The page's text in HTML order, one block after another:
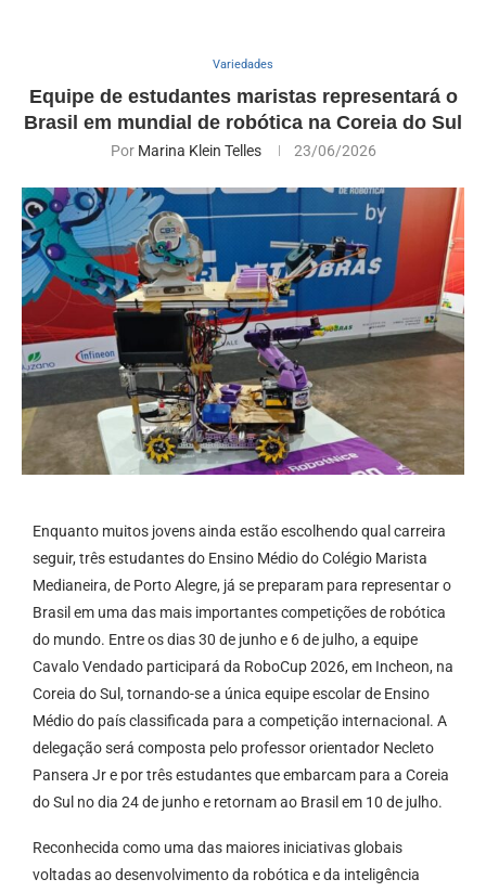
Variedades
Equipe de estudantes maristas representará o
Brasil em mundial de robótica na Coreia do Sul
Por Marina Klein Telles 23/06/2026
Enquanto muitos jovens ainda estão escolhendo qual carreira
seguir, três estudantes do Ensino Médio do Colégio Marista
Medianeira, de Porto Alegre, já se preparam para representar o
Brasil em uma das mais importantes competições de robótica
do mundo. Entre os dias 30 de junho e 6 de julho, a equipe
Cavalo Vendado participará da RoboCup 2026, em Incheon, na
Coreia do Sul, tornando-se a única equipe escolar de Ensino
Médio do país classificada para a competição internacional. A
delegação será composta pelo professor orientador Necleto
Pansera Jr e por três estudantes que embarcam para a Coreia
do Sul no dia 24 de junho e retornam ao Brasil em 10 de julho.
Reconhecida como uma das maiores iniciativas globais
voltadas ao desenvolvimento da robótica e da inteligência